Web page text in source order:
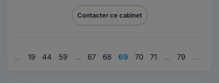
Contacter ce cabinet
… 19 44 59 … 67 68 69 70 71 … 79 …